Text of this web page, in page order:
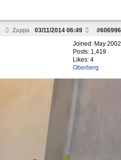
Zappa #606996
03/11/2014 06:49
Joined: May 2002
Posts: 1,419
Likes: 4
Oberberg